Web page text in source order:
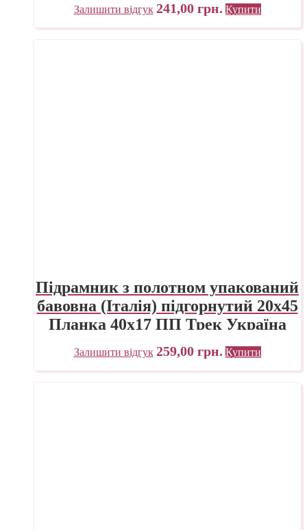
Залишити відгук 241,00 грн. Купити
Підрамник з полотном упакований
бавовна (Італія) підгорнутий 20х45
Планка 40х17 ПП Трек Україна
Залишити відгук 259,00 грн. Купити